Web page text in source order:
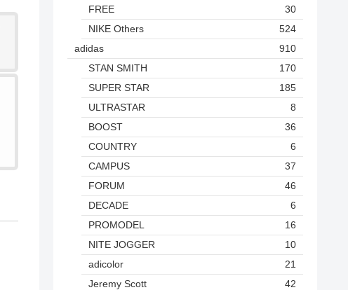
FREE
30
NIKE Others
524
adidas
910
STAN SMITH
170
SUPER STAR
185
ULTRASTAR
8
BOOST
36
COUNTRY
6
CAMPUS
37
FORUM
46
DECADE
6
PROMODEL
16
NITE JOGGER
10
adicolor
21
Jeremy Scott
42